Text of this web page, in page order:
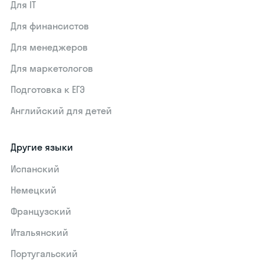
Для IT
Для финансистов
Для менеджеров
Для маркетологов
Подготовка к ЕГЭ
Английский для детей
Другие языки
Испанский
Немецкий
Французский
Итальянский
Португальский